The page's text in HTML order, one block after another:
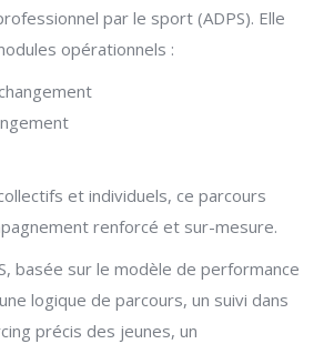
par le sport (ADPS). Elle
opérationnels :
et individuels, ce parcours
renforcé et sur-mesure.
basée sur le modèle de performance
logique de parcours, un suivi dans
précis des jeunes, un